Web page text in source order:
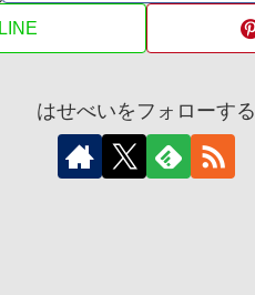
LINE
はせべいをフォローする